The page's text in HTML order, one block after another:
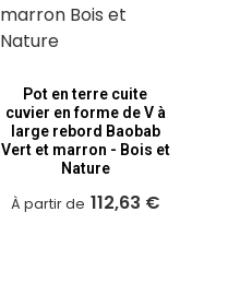
Pot en terre cuite
cuvier en forme de V à
large rebord Baobab
Vert et marron - Bois et
Nature
À partir de 112,63 €